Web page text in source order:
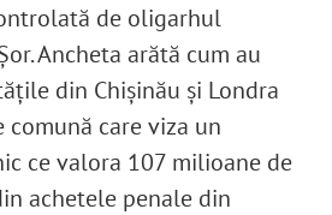
de oligarhul
Ancheta arătă cum au
din Chișinău și Londra
care viza un
ce valora 107 milioane de
achetele penale din